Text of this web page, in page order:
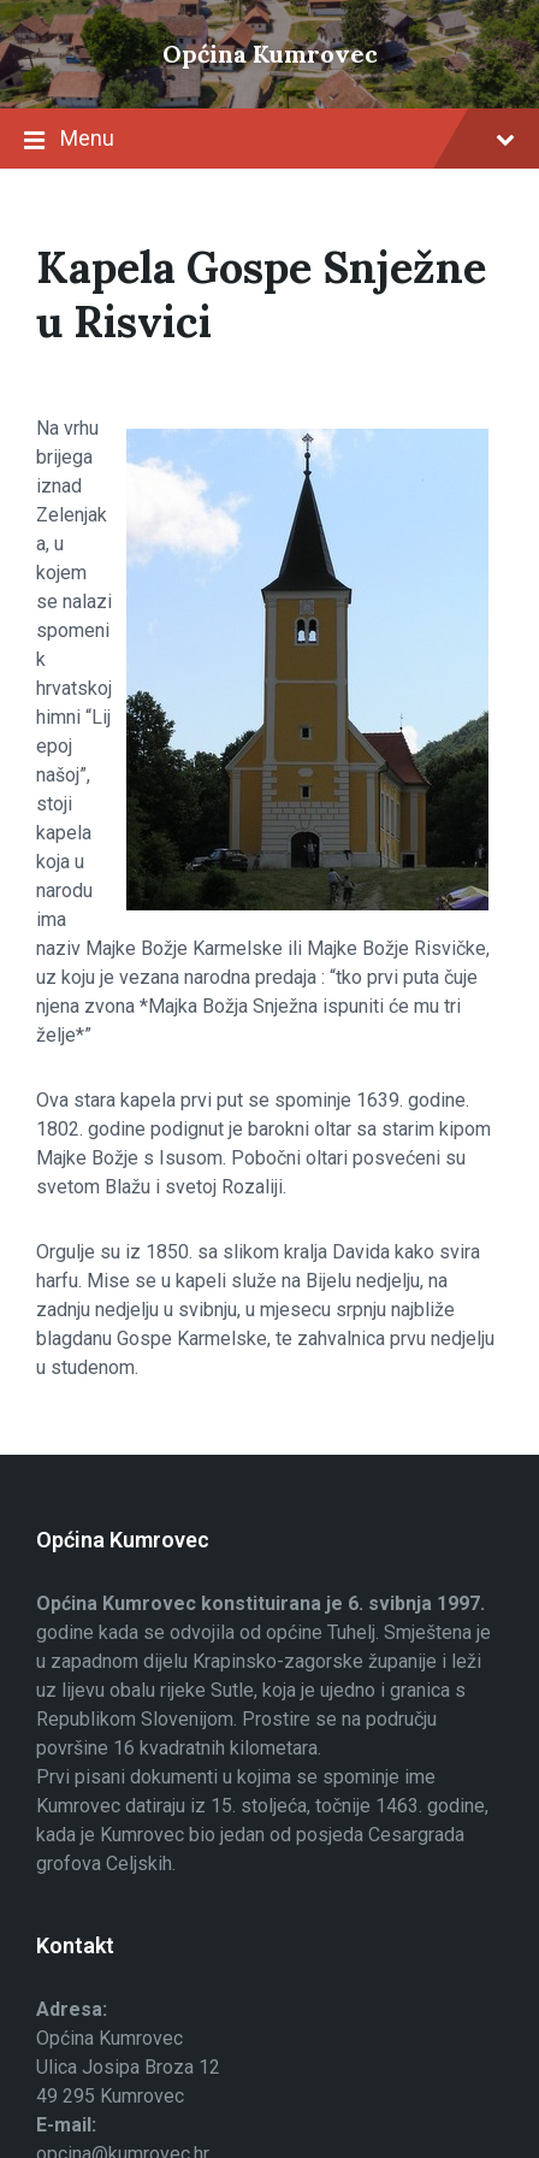
Skip
to
content
Skip
to
main
navigation
Skip
to
footer
Općina Kumrovec
Menu
Kapela Gospe Snježne
u Risvici
Na vrhu
brijega
iznad
Zelenjak
a, u
kojem
se nalazi
spomeni
k
hrvatskoj
himni “Lij
epoj
našoj”,
stoji
kapela
koja u
narodu
ima
naziv Majke Božje Karmelske ili Majke Božje Risvičke,
uz koju je vezana narodna predaja : “tko prvi puta čuje
njena zvona *Majka Božja Snježna ispuniti će mu tri
želje*”
Ova stara kapela prvi put se spominje 1639. godine.
1802. godine podignut je barokni oltar sa starim kipom
Majke Božje s Isusom. Pobočni oltari posvećeni su
svetom Blažu i svetoj Rozaliji.
Orgulje su iz 1850. sa slikom kralja Davida kako svira
harfu. Mise se u kapeli služe na Bijelu nedjelju, na
zadnju nedjelju u svibnju, u mjesecu srpnju najbliže
blagdanu Gospe Karmelske, te zahvalnica prvu nedjelju
u studenom.
Općina Kumrovec
Općina Kumrovec konstituirana je 6. svibnja 1997.
godine kada se odvojila od općine Tuhelj. Smještena je
u zapadnom dijelu Krapinsko-zagorske županije i leži
uz lijevu obalu rijeke Sutle, koja je ujedno i granica s
Republikom Slovenijom. Prostire se na području
površine 16 kvadratnih kilometara.
Prvi pisani dokumenti u kojima se spominje ime
Kumrovec datiraju iz 15. stoljeća, točnije 1463. godine,
kada je Kumrovec bio jedan od posjeda Cesargrada
grofova Celjskih.
Kontakt
Adresa:
Općina Kumrovec
Ulica Josipa Broza 12
49 295 Kumrovec
E-mail: